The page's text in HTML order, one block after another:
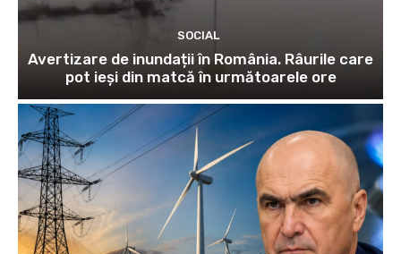
SOCIAL
Avertizare de inundații în România. Râurile care
pot ieși din matcă în următoarele ore